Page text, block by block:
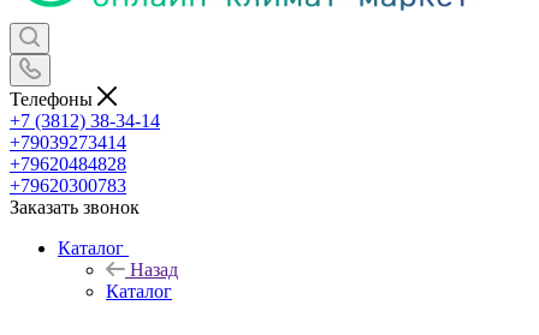
Телефоны
+7 (3812) 38-34-14
+79039273414
+79620484828
+79620300783
Заказать звонок
Каталог
Назад
Каталог